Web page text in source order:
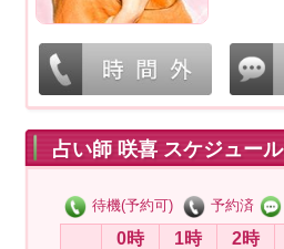
占い師 咲喜 スケジュール
待機(予約可) 予約済
0時 1時 2時